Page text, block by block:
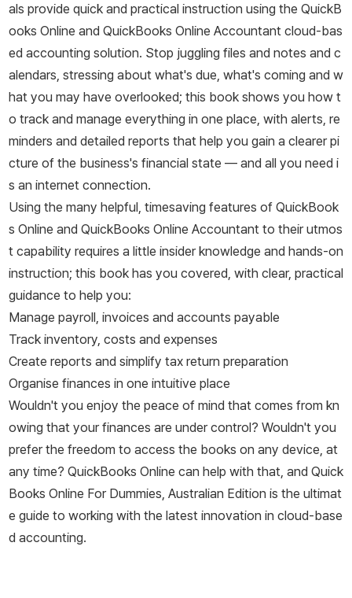
als provide quick and practical instruction using the QuickB
ooks Online and QuickBooks Online Accountant cloud-bas
ed accounting solution. Stop juggling files and notes and c
alendars, stressing about what's due, what's coming and w
hat you may have overlooked; this book shows you how t
o track and manage everything in one place, with alerts, re
minders and detailed reports that help you gain a clearer pi
cture of the business's financial state — and all you need i
s an internet connection.
Using the many helpful, timesaving features of QuickBook
s Online and QuickBooks Online Accountant to their utmos
t capability requires a little insider knowledge and hands-on
instruction; this book has you covered, with clear, practical
guidance to help you:
Manage payroll, invoices and accounts payable
Track inventory, costs and expenses
Create reports and simplify tax return preparation
Organise finances in one intuitive place
Wouldn't you enjoy the peace of mind that comes from kn
owing that your finances are under control? Wouldn't you
prefer the freedom to access the books on any device, at
any time? QuickBooks Online can help with that, and Quick
Books Online For Dummies, Australian Edition is the ultimat
e guide to working with the latest innovation in cloud-base
d accounting.